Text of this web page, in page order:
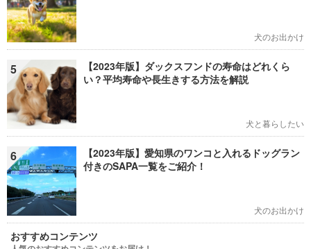
犬のお出かけ
5
【2023年版】ダックスフンドの寿命はどれくら
い？平均寿命や長生きする方法を解説
犬と暮らしたい
6
【2023年版】愛知県のワンコと入れるドッグラン
付きのSAPA一覧をご紹介！
犬のお出かけ
おすすめコンテンツ